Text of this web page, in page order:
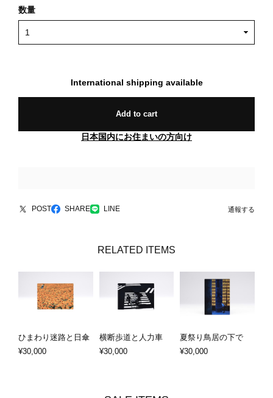
数量
International shipping available
Add to cart
日本国内にお住まいの方向け
POST SHARE LINE 通報する
RELATED ITEMS
ひまわり迷路と日傘
¥30,000
横断歩道と人力車
¥30,000
夏祭り鳥居の下で
¥30,000